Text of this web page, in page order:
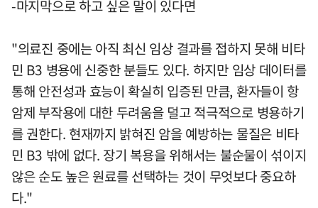
-마지막으로 하고 싶은 말이 있다면
"의료진 중에는 아직 최신 임상 결과를 접하지 못해 비타
민 B3 병용에 신중한 분들도 있다. 하지만 임상 데이터를
통해 안전성과 효능이 확실히 입증된 만큼, 환자들이 항
암제 부작용에 대한 두려움을 덜고 적극적으로 병용하기
를 권한다. 현재까지 밝혀진 암을 예방하는 물질은 비타
민 B3 밖에 없다. 장기 복용을 위해서는 불순물이 섞이지
않은 순도 높은 원료를 선택하는 것이 무엇보다 중요하
다."